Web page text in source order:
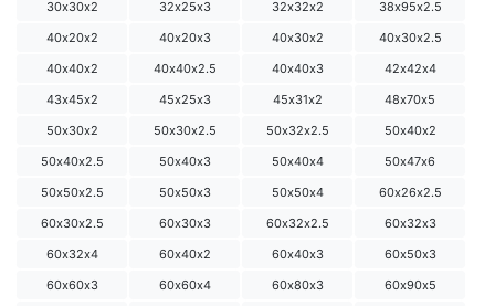
30х30х2
32х25х3 32х32х2
38х95х2.5
40х20х2
40х20х3 40х30х2
40х30х2.5
40х40х2
40х40х2.5 40х40х3
42х42х4
43х45х2
45х25х3 45х31х2
48х70х5
50х30х2
50х30х2.5 50х32х2.5
50х40х2
50х40х2.5
50х40х3 50х40х4
50х47х6
50х50х2.5
50х50х3 50х50х4
60х26х2.5
60х30х2.5
60х30х3 60х32х2.5
60х32х3
60х32х4
60х40х2 60х40х3
60х50х3
60х60х3
60х60х4 60х80х3
60х90х5